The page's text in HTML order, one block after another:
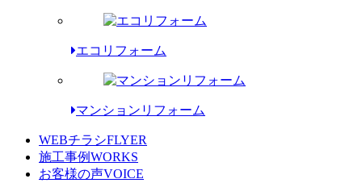
エコリフォーム
マンションリフォーム
WEBチラシFLYER
施工事例WORKS
お客様の声VOICE